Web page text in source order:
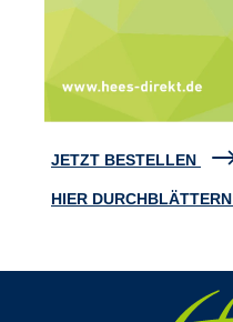
JETZT BESTELLEN
HIER DURCHBLÄTTERN